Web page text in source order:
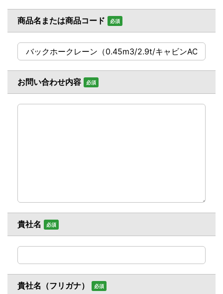
商品名または商品コード 必須
お問い合わせ内容 必須
貴社名 必須
貴社名（フリガナ） 必須